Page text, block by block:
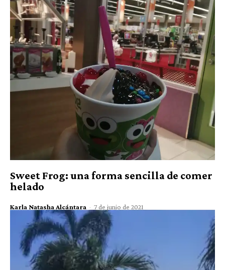
Sweet Frog: una forma sencilla de comer
helado
Karla Natasha Alcántara - 7 de junio de 2021